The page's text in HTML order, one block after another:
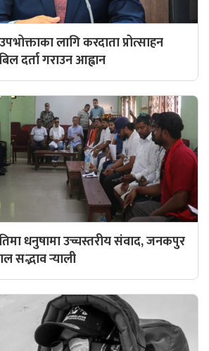
लागि करदाता प्रोत्साहन
दर्ता गराउन आह्वान
धनुषामा उच्चस्तरीय संवाद, जनकपुर
सद्भाव र्‍याली